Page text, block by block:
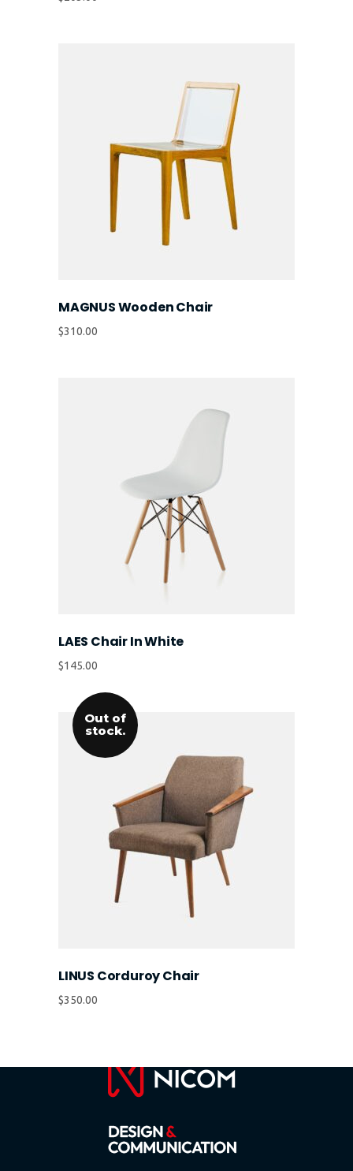
MAGNUS Wooden Chair
$310.00
LAES Chair In White
$145.00
Out of
stock.
LINUS Corduroy Chair
$350.00